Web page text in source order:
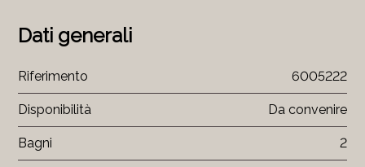
Dati generali
Riferimento 6005222
Disponibilità Da convenire
Bagni 2